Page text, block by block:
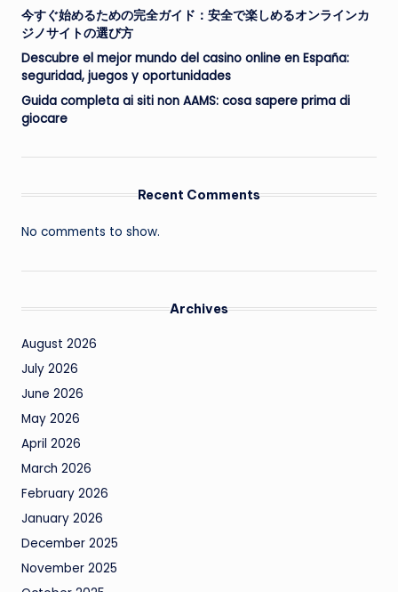
今すぐ始めるための完全ガイド：安全で楽しめるオンラインカ
ジノサイトの選び方
Descubre el mejor mundo del casino online en España:
seguridad, juegos y oportunidades
Guida completa ai siti non AAMS: cosa sapere prima di
giocare
Recent Comments
No comments to show.
Archives
August 2026
July 2026
June 2026
May 2026
April 2026
March 2026
February 2026
January 2026
December 2025
November 2025